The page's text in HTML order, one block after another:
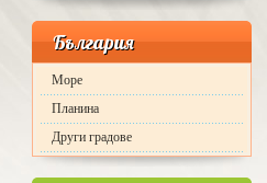
България
Море
Планина
Други градове